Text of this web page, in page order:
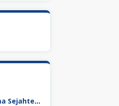
PT Garuda Daya Pratama Sejahtera